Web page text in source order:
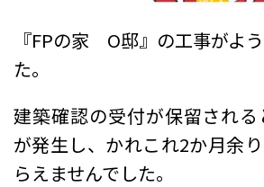
『FPの家 O邸』の工事がよ
た。
建築確認の受付が保留され
が発生し、かれこれ2か月余
らえませんでした。